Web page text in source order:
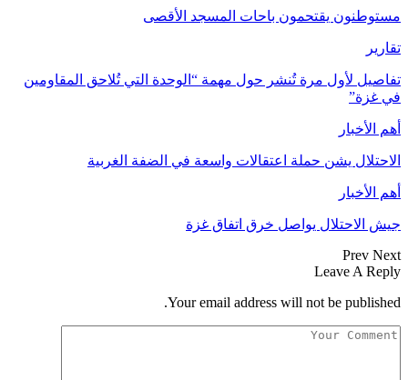
مستوطنون يقتحمون باحات المسجد الأقصى
تقارير
تفاصيل لأول مرة تُنشر حول مهمة “الوحدة التي تُلاحق المقاومين
في غزة”
أهم الأخبار
الاحتلال يشن حملة اعتقالات واسعة في الضفة الغربية
أهم الأخبار
جيش الاحتلال يواصل خرق اتفاق غزة
Prev Next
Leave A Reply
Your email address will not be published.